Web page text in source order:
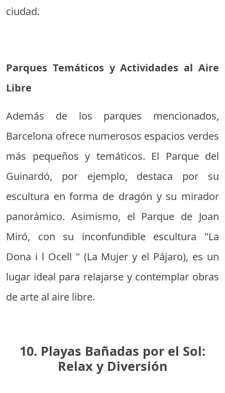
ciudad.
Parques Temáticos y Actividades al Aire
Libre
Además de los parques mencionados,
Barcelona ofrece numerosos espacios verdes
más pequeños y temáticos. El Parque del
Guinardó, por ejemplo, destaca por su
escultura en forma de dragón y su mirador
panorámico. Asimismo, el Parque de Joan
Miró, con su inconfundible escultura "La
Dona i l Ocell " (La Mujer y el Pájaro), es un
lugar ideal para relajarse y contemplar obras
de arte al aire libre.
10. Playas Bañadas por el Sol:
Relax y Diversión